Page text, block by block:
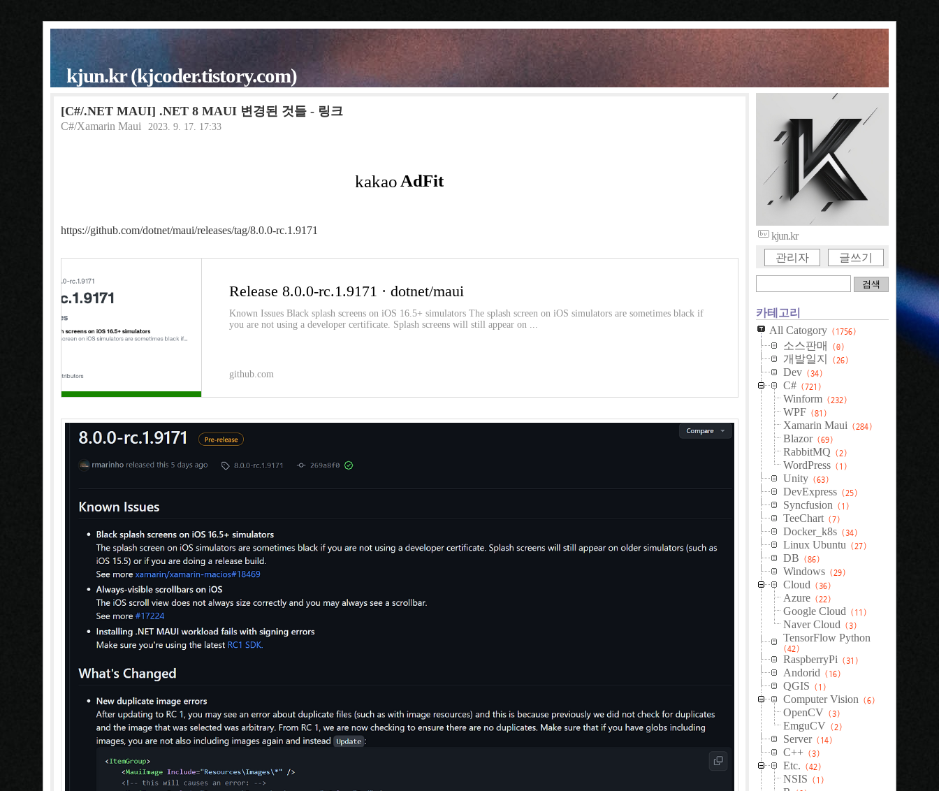
kjun.kr (kjcoder.tistory.com)
[C#/.NET MAUI] .NET 8 MAUI 변경된 것들 - 링크
C#/Xamarin Maui 2023. 9. 17. 17:33
https://github.com/dotnet/maui/releases/tag/8.0.0-rc.1.9171
Release 8.0.0-rc.1.9171 · dotnet/maui
Known Issues Black splash screens on iOS 16.5+ simulators The splash screen on iOS simulators are sometimes black if
you are not using a developer certificate. Splash screens will still appear on ...
github.com
kjun.kr
관리자
글쓰기
카테고리
All Catogory (1756)
소스판매 (0)
개발일지 (26)
Dev (34)
C# (721)
Winform (232)
WPF (81)
Xamarin Maui (284)
Blazor(69)
RabbitMQ (2)
WordPress (1)
Unity (63)
DevExpress (25)
Syncfusion (1)
TeeChart (7)
Docker_k8s (34)
Linux Ubuntu (27)
DB (86)
Windows (29)
Cloud (36)
Azure (22)
Google Cloud (11)
Naver Cloud (3)
TensorFlow Python
(42)
RaspberryPi (31)
Andorid (16)
QGIS (1)
Computer Vision (6)
OpenCV (3)
EmguCV (2)
Server(14)
C++ (3)
Etc. (42)
NSIS (1)